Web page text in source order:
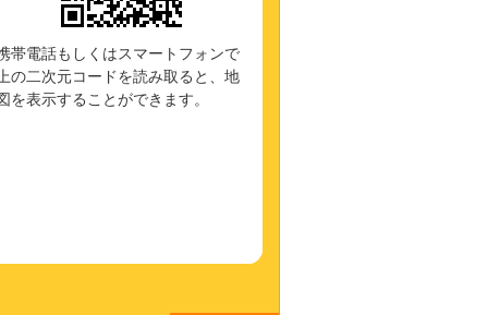
帯電話もしくはスマートフォンで
の二次元コードを読み取ると、地
を表示することができます。